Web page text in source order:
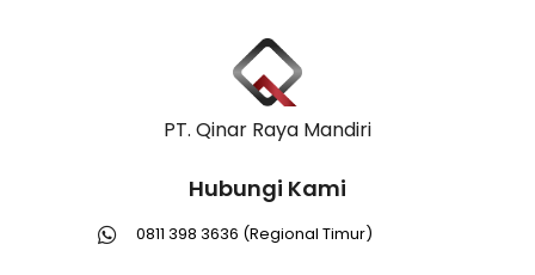
PT. Qinar Raya Mandiri
Hubungi Kami
0811 398 3636 (Regional Timur)